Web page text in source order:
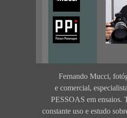
Fernando Mucci,
e comercial,
PESSOAS em ensaios.
constante uso e estudo